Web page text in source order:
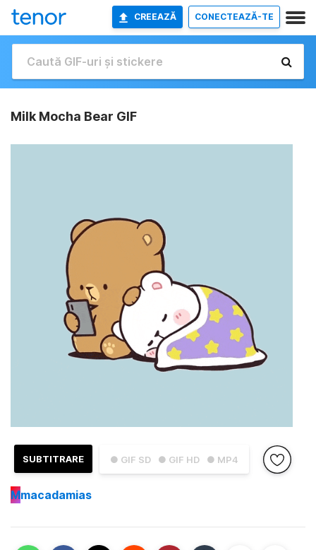
CREEAZĂ CONECTEAZĂ-TE
Milk Mocha Bear GIF
● GIF SD ● GIF HD ● MP4
SUBTITRARE
Mmacadamias